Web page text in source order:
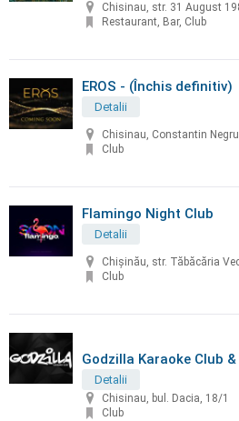
Chisinau, str. 31 August
Restaurant, Bar, Club
EROS - (Închis definitiv)
Detalii
Chisinau, Constantin
Club
Flamingo Night Club
Detalii
Chișinău, str. Tăbăcăria
Club
Godzilla Karaoke Club
Detalii
Chisinau, bul. Dacia, 18/1
Club